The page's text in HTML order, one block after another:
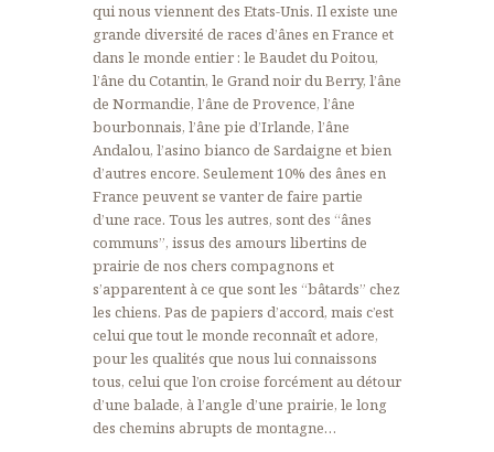
qui nous viennent des Etats-Unis. Il existe une
grande diversité de races d’ânes en France et
dans le monde entier : le Baudet du Poitou,
l’âne du Cotantin, le Grand noir du Berry, l’âne
de Normandie, l’âne de Provence, l’âne
bourbonnais, l’âne pie d’Irlande, l’âne
Andalou, l’asino bianco de Sardaigne et bien
d’autres encore. Seulement 10% des ânes en
France peuvent se vanter de faire partie
d’une race. Tous les autres, sont des “ânes
communs”, issus des amours libertins de
prairie de nos chers compagnons et
s’apparentent à ce que sont les “bâtards” chez
les chiens. Pas de papiers d’accord, mais c’est
celui que tout le monde reconnaît et adore,
pour les qualités que nous lui connaissons
tous, celui que l’on croise forcément au détour
d’une balade, à l’angle d’une prairie, le long
des chemins abrupts de montagne…